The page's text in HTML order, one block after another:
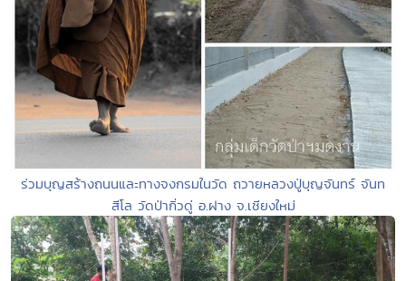
ร่วมบุญสร้างถนนและทางจงกรมในวัด ถวายหลวงปู่บุญจันทร์ จันท
สีโล วัดป่ากิ่วดู่ อ.ฝาง จ.เชียงใหม่